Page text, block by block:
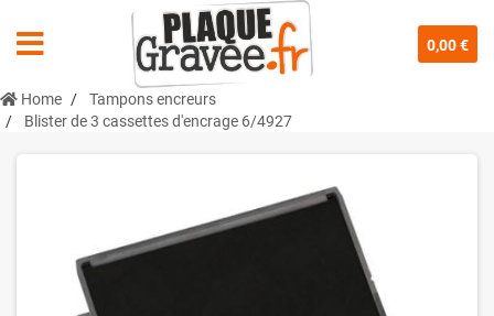
0,00 €
Home
Tampons encreurs
Blister de 3 cassettes d'encrage 6/4927